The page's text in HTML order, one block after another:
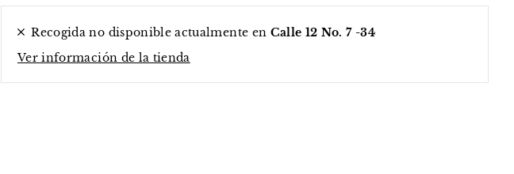
Recogida no disponible actualmente en Calle 12 No. 7 -34
Ver información de la tienda